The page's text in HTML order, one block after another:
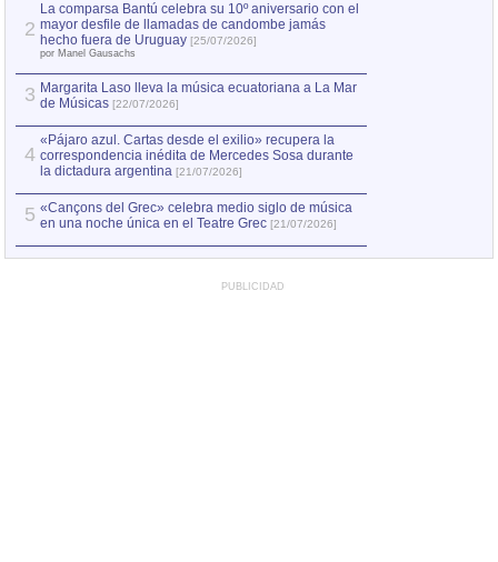
2
La comparsa Bantú celebra su 10º aniversario con el
mayor desfile de llamadas de candombe jamás
hecho fuera de Uruguay [25/07/2026]
por Manel Gausachs
3 Margarita Laso lleva la música ecuatoriana a La Mar
de Músicas [22/07/2026]
4
«Pájaro azul. Cartas desde el exilio» recupera la
correspondencia inédita de Mercedes Sosa durante
la dictadura argentina [21/07/2026]
5 «Cançons del Grec» celebra medio siglo de música
en una noche única en el Teatre Grec [21/07/2026]
PUBLICIDAD